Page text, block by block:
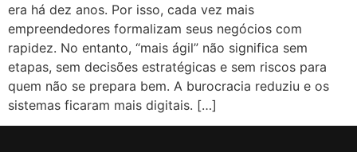
era há dez anos. Por isso, cada vez mais
empreendedores formalizam seus negócios com
rapidez. No entanto, “mais ágil” não significa sem
etapas, sem decisões estratégicas e sem riscos para
quem não se prepara bem. A burocracia reduziu e os
sistemas ficaram mais digitais. […]